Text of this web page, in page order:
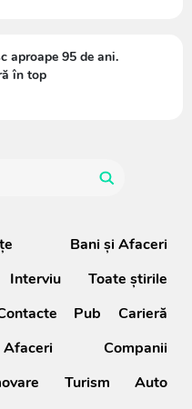
aproape 95 de ani.
în top
Bani și Afaceri
Interviu
Toate știrile
Pub
Carieră
Afaceri
Companii
Turism
Auto